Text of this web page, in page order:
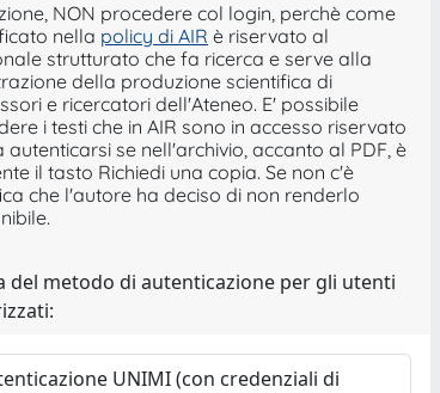
NON procedere col login, perchè come
nella policy di AIR è riservato al
strutturato che fa ricerca e serve alla
della produzione scientifica di
e ricercatori dell'Ateneo. E' possibile
i testi che in AIR sono in accesso riservato
autenticarsi se nell'archivio, accanto al PDF, è
il tasto Richiedi una copia. Se non c'è
che l'autore ha deciso di non renderlo
del metodo di autenticazione per gli utenti
UNIMI (con credenziali di